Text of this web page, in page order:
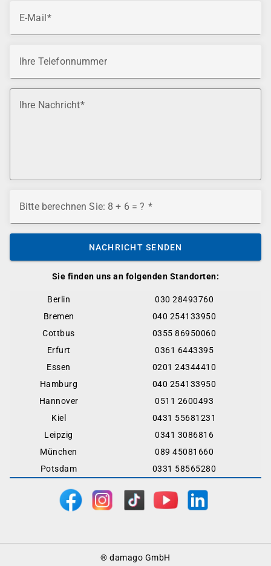
Sie finden uns an folgenden Standorten:
Berlin
030 28493760
Bremen
040 254133950
Cottbus
0355 86950060
Erfurt
0361 6443395
Essen
0201 24344410
Hamburg
040 254133950
Hannover
0511 2600493
Kiel
0431 55681231
Leipzig
0341 3086816
München
089 45081660
Potsdam
0331 58565280
E-Mail
Ihre Telefonnummer
Ihre Nachricht
Bitte berechnen Sie: 8 + 6 = ?
NACHRICHT SENDEN
® damago GmbH